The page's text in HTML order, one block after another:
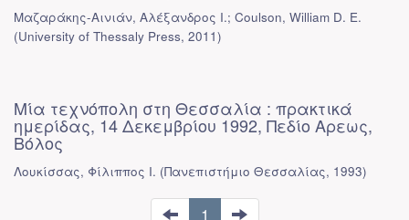
Μαζαράκης-Αινιάν, Αλέξανδρος Ι.; Coulson, William D. E.
(University of Thessaly Press, 2011)
Μία τεχνόπολη στη Θεσσαλία : πρακτικά
ημερίδας, 14 Δεκεμβρίου 1992, Πεδίο Αρεως,
Βόλος
Λουκίσσας, Φίλιππος Ι. (Πανεπιστήμιο Θεσσαλίας, 1993)
1